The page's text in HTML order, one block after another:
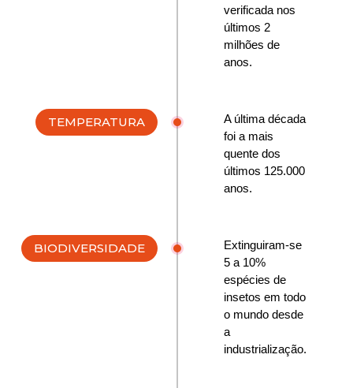
verificada nos
últimos 2
milhões de
anos.
A última década
foi a mais
quente dos
últimos 125.000
anos.
TEMPERATURA
Extinguiram-se
5 a 10%
espécies de
insetos em todo
o mundo desde
a
industrialização.
BIODIVERSIDADE